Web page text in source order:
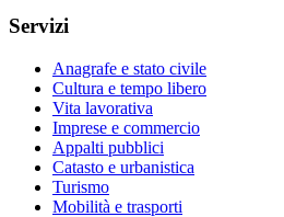
Servizi
Anagrafe e stato civile
Cultura e tempo libero
Vita lavorativa
Imprese e commercio
Appalti pubblici
Catasto e urbanistica
Turismo
Mobilità e trasporti